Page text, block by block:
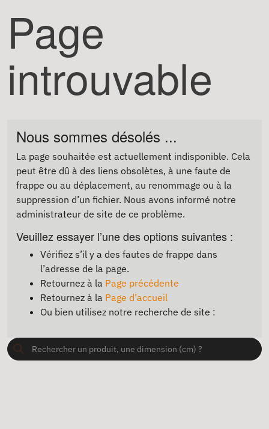
Page
introuvable
Nous sommes désolés ...
La page souhaitée est actuellement indisponible. Cela
peut être dû à des liens obsolètes, à une faute de
frappe ou au déplacement, au renommage ou à la
suppression d’un fichier. Nous avons informé notre
administrateur de site de ce problème.
Veuillez essayer l’une des options suivantes :
Vérifiez s’il y a des fautes de frappe dans
l’adresse de la page.
Retournez à la Page précédente
Retournez à la Page d’accueil
Ou bien utilisez notre recherche de site :